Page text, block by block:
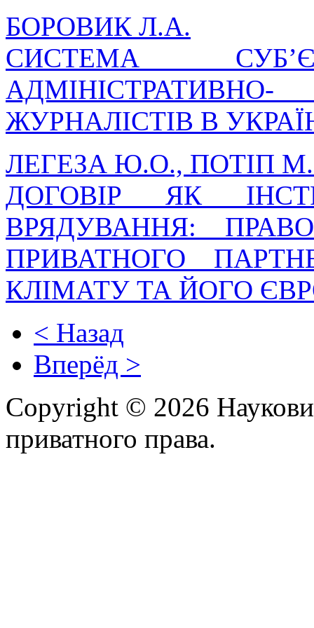
БОРОВИК Л.А.
СИСТЕМА
ЖУРНАЛІСТІВ В
ЛЕГЕЗА Ю.О., ПОТІП
ДОГОВІР ЯК
ВРЯДУВАННЯ:
ПРИВАТНОГО
КЛІМАТУ ТА ЙОГО
< Назад
Вперёд >
Copyright © 2026
приватного права.